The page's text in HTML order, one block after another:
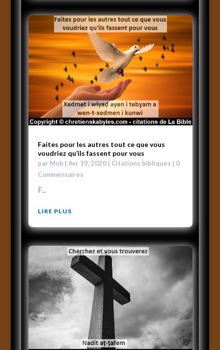
Faites pour les autres tout ce que vous
voudriez qu’ils fassent pour vous
par Moh | Avr 19, 2020| Citations bibliques | 0
Commentaires
F...
LIRE PLUS